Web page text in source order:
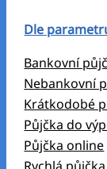
Dle
Bankovní
Nebankovní
Krátkodobé
Půjčka do
Půjčka online